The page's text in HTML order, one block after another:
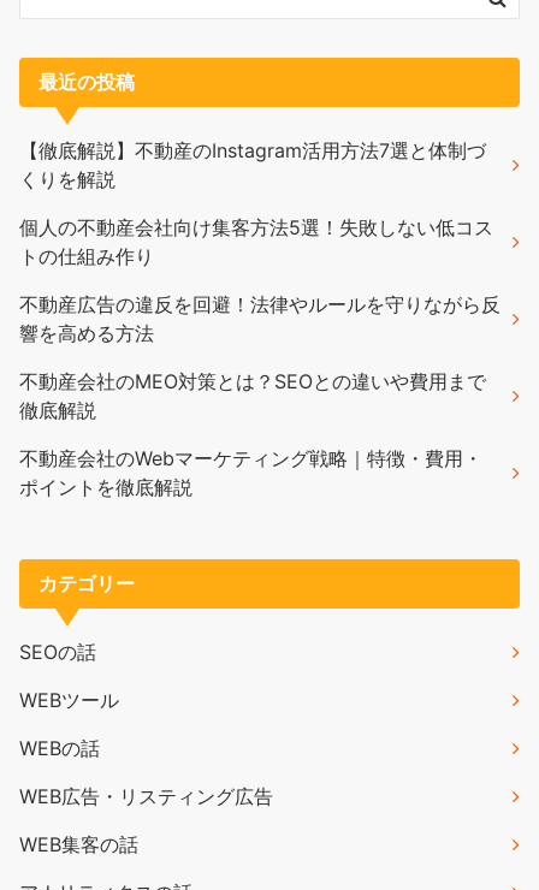
最近の投稿
【徹底解説】不動産のInstagram活用方法7選と体制づ
くりを解説
個人の不動産会社向け集客方法5選！失敗しない低コス
トの仕組み作り
不動産広告の違反を回避！法律やルールを守りながら反
響を高める方法
不動産会社のMEO対策とは？SEOとの違いや費用まで
徹底解説
不動産会社のWebマーケティング戦略｜特徴・費用・
ポイントを徹底解説
カテゴリー
SEOの話
WEBツール
WEBの話
WEB広告・リスティング広告
WEB集客の話